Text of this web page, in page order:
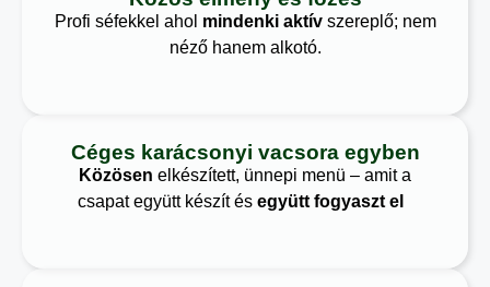
Profi séfekkel ahol mindenki aktívszereplő; nem
néző hanem alkotó.
Céges karácsonyi vacsora egyben
Közösen elkészített, ünnepi menü – amit a
csapat együtt készít és együtt fogyaszt el